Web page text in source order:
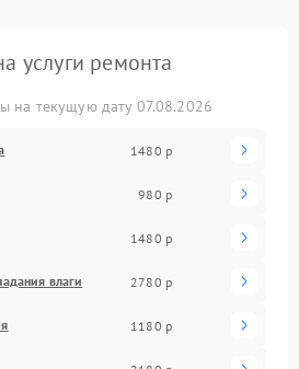
услуги ремонта
на текущую дату 07.08.2026
1480 р
980 р
1480 р
влаги 2780 р
1180 р